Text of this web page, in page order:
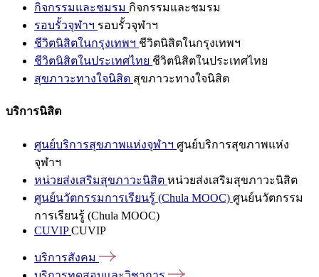
กิจกรรมและชมรม กิจกรรมและชมรม
รอบรั้วจุฬาฯ รอบรั้วจุฬาฯ
ชีวิตนิสิตในกรุงเทพฯ ชีวิตนิสิตในกรุงเทพฯ
ชีวิตนิสิตในประเทศไทย ชีวิตนิสิตในประเทศไทย
สุขภาวะทางใจนิสิต สุขภาวะทางใจนิสิต
บริการนิสิต
ศูนย์บริการสุขภาพแห่งจุฬาฯ ศูนย์บริการสุขภาพแห่ง
จุฬาฯ
หน่วยส่งเสริมสุขภาวะนิสิต หน่วยส่งเสริมสุขภาวะนิสิต
ศูนย์นวัตกรรมการเรียนรู้ (Chula MOOC) ศูนย์นวัตกรรม
การเรียนรู้ (Chula MOOC)
CUVIPCUVIP
บริการสังคม